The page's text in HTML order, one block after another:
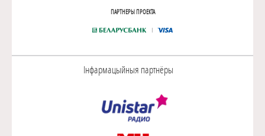
ПАРТНЕРЫ ПРОЕКТА
Інфармацыйныя партнёры